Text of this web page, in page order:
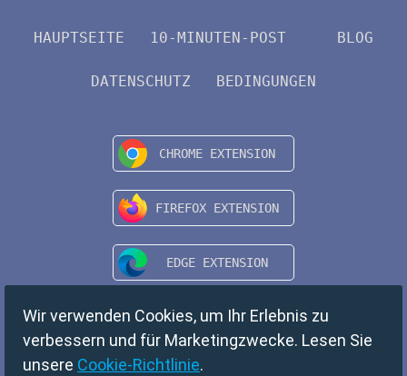
HAUPTSEITE 10-MINUTEN-POST BLOG
DATENSCHUTZ BEDINGUNGEN
Wir verwenden Cookies, um Ihr Erlebnis zu
verbessern und für Marketingzwecke. Lesen Sie
unsere Cookie-Richtlinie.